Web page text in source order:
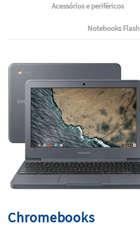
Acessórios e periféricos
Notebooks Flash
Chromebooks